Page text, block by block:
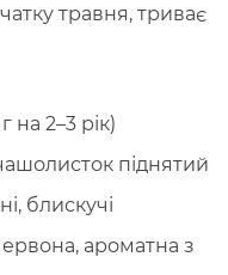
травня, триває
на 2–3 рік)
піднятий
блискучі
ароматна з